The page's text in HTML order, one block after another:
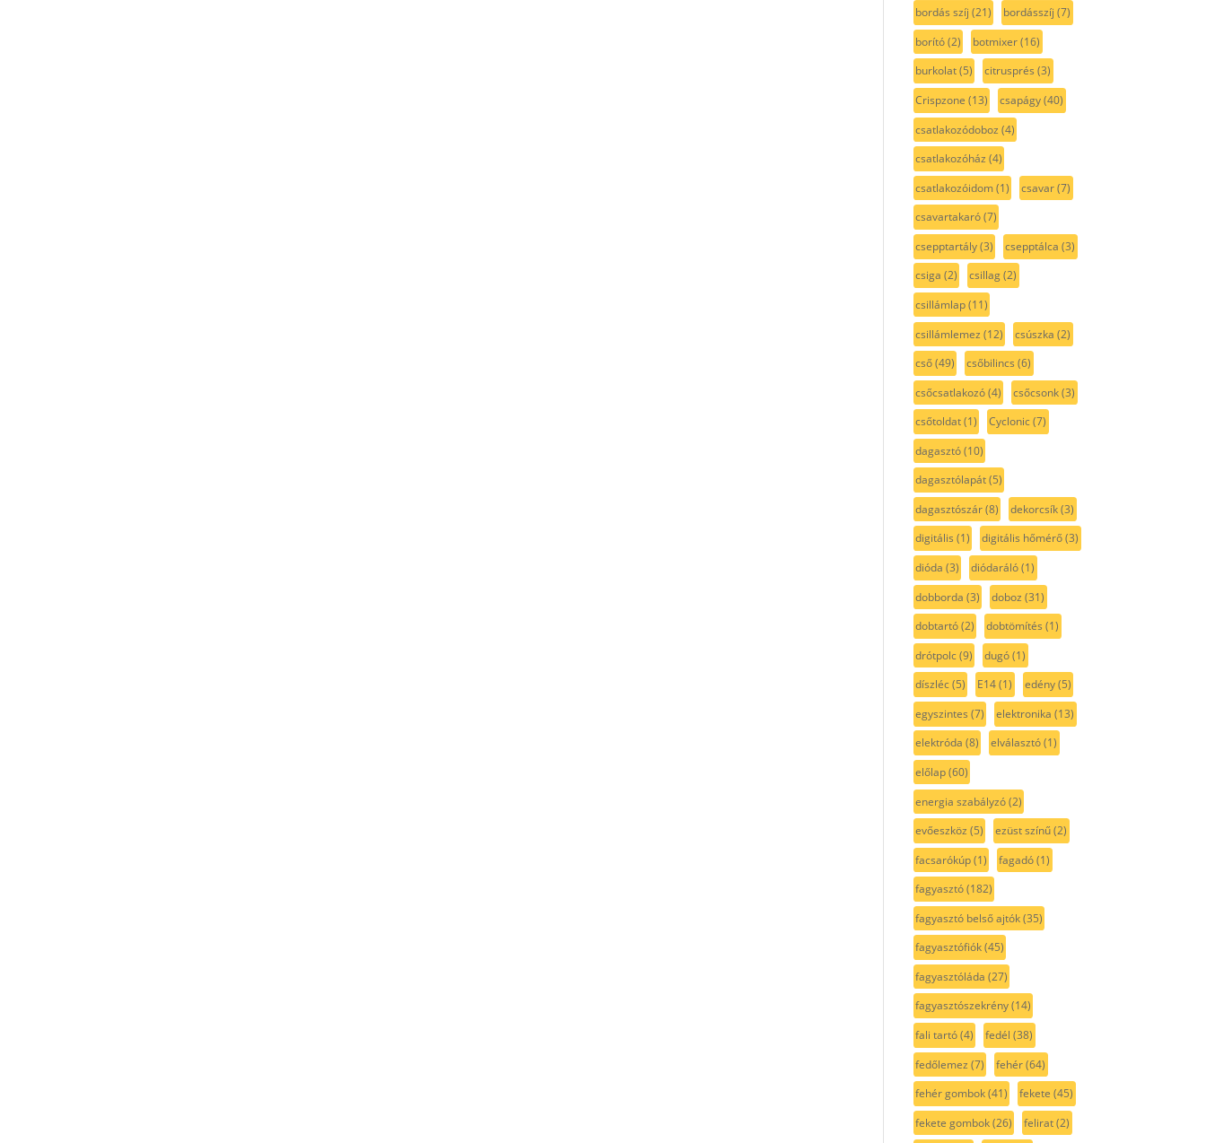
bordás szíj (21) bordásszíj (7)
borító(2) botmixer(16)
burkolat(5) citrusprés (3)
Crispzone (13) csapágy(40)
csatlakozódoboz (4)
csatlakozóház (4)
csatlakozóidom(1) csavar(7)
csavartakaró(7)
csepptartály(3) csepptálca (3)
csiga (2) csillag(2)
csillámlap(11)
csillámlemez (12) csúszka (2)
cső(49) csőbilincs (6)
csőcsatlakozó(4) csőcsonk(3)
csőtoldat(1) Cyclonic(7)
dagasztó(10)
dagasztólapát(5)
dagasztószár(8) dekorcsík(3)
digitális (1) digitális hőmérő(3)
dióda (3) diódaráló(1)
dobborda (3) doboz (31)
dobtartó(2) dobtömítés (1)
drótpolc(9) dugó(1)
díszléc(5) E14(1) edény(5)
egyszintes (7) elektronika (13)
elektróda (8) elválasztó(1)
előlap(60)
energia szabályzó(2)
evőeszköz (5) ezüst színű(2)
facsarókúp(1) fagadó(1)
fagyasztó(182)
fagyasztó belső ajtók(35)
fagyasztófiók(45)
fagyasztóláda (27)
fagyasztószekrény(14)
fali tartó(4) fedél (38)
fedőlemez (7) fehér(64)
fehér gombok(41) fekete (45)
fekete gombok(26) felirat(2)